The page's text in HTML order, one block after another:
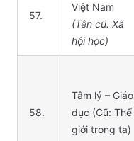
57.
Việt Nam
(Tên cũ: Xã
hội học)
58.
Tâm lý – Giáo
dục (Cũ: Thế
giới trong ta)